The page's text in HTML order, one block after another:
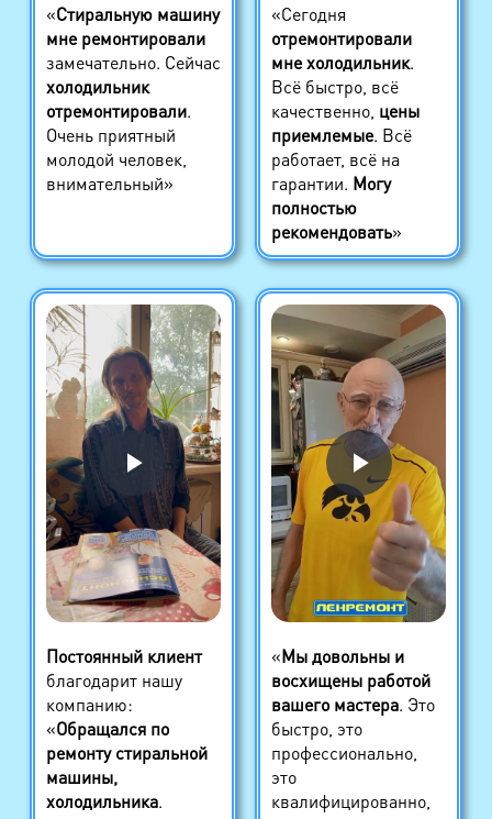
«Стиральную машину
мне ремонтировали
замечательно. Сейчас
холодильник
отремонтировали.
Очень приятный
молодой человек,
внимательный»
«Сегодня
отремонтировали
мне холодильник.
Всё быстро, всё
качественно, цены
приемлемые. Всё
работает, всё на
гарантии. Могу
полностью
рекомендовать»
Постоянный клиент
благодарит нашу
компанию:
«Обращался по
ремонту стиральной
машины,
холодильника.
«Мы довольны и
восхищены работой
вашего мастера. Это
быстро, это
профессионально,
это
квалифицированно,